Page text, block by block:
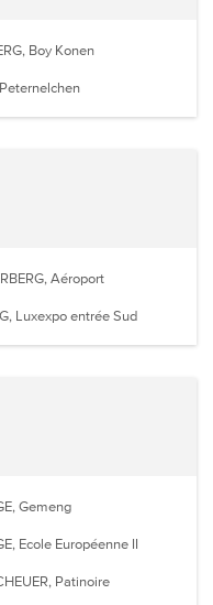
Boy Konen
Aéroport
Luxexpo entrée Sud
Gemeng
Ecole Européenne II
Patinoire